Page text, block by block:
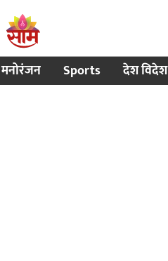
मनोरंजन Sports देश विदेश